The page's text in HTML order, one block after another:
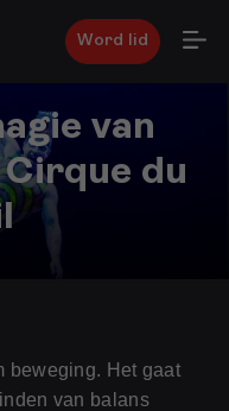
Word lid
van
du
beweging. Het gaat
van balans